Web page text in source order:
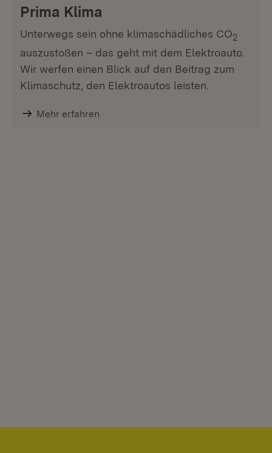
Prima Klima
Unterwegs sein ohne klimaschädliches CO2
auszustoßen – das geht mit dem Elektroauto.
Wir werfen einen Blick auf den Beitrag zum
Klimaschutz, den Elektroautos leisten.
Mehr erfahren